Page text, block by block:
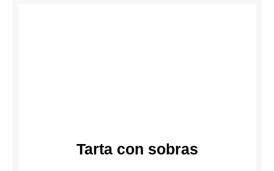
Tarta con sobras